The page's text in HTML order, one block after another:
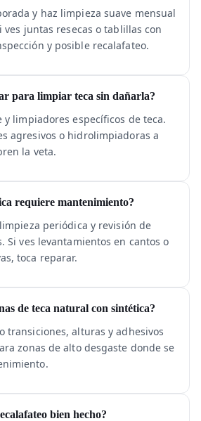
y haz limpieza suave mensual
ves juntas resecas o tablillas con
y posible recalafateo.
para limpiar teca sin dañarla?
y limpiadores específicos de teca.
agresivos o hidrolimpiadoras a
la veta.
requiere mantenimiento?
periódica y revisión de
Si ves levantamientos en cantos o
toca reparar.
de teca natural con sintética?
transiciones, alturas y adhesivos
zonas de alto desgaste donde se
bien hecho?